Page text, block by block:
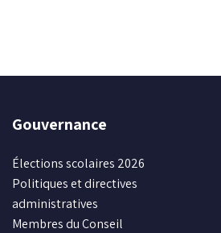
Gouvernance
Élections scolaires 2026
Politiques et directives
administratives
Membres du Conseil